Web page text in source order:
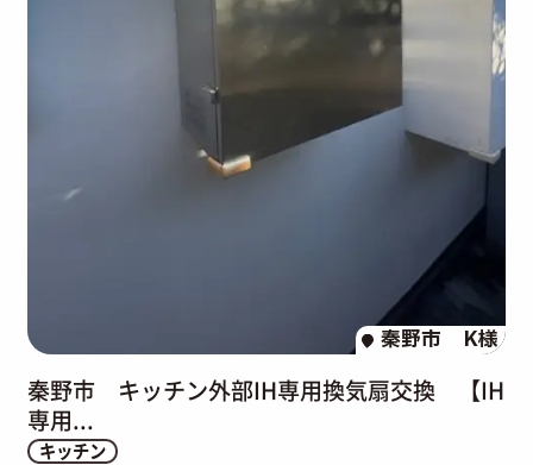
秦野市 K様
秦野市 キッチン外部IH専用換気扇交換 【IH
専用...
キッチン